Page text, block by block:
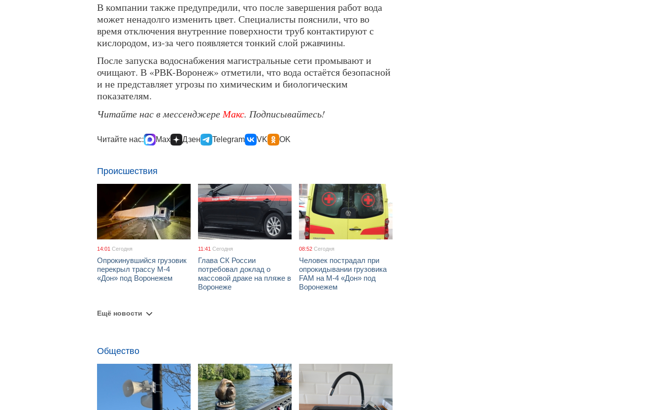
В компании также предупредили, что после завершения работ вода
может ненадолго изменить цвет. Специалисты пояснили, что во
время отключения внутренние поверхности труб контактируют с
кислородом, из-за чего появляется тонкий слой ржавчины.
После запуска водоснабжения магистральные сети промывают и
очищают. В «РВК-Воронеж» отметили, что вода остаётся безопасной
и не представляет угрозы по химическим и биологическим
показателям.
Читайте нас в мессенджере Макс. Подписывайтесь!
Читайте нас: Max Дзен Telegram VK OK
Происшествия
14:01 Сегодня
Опрокинувшийся грузовик
перекрыл трассу М-4
«Дон» под Воронежем
11:41 Сегодня
Глава СК России
потребовал доклад о
массовой драке на пляже в
Воронеже
08:52 Сегодня
Человек пострадал при
опрокидывании грузовика
FAM на М-4 «Дон» под
Воронежем
Ещё новости
Общество